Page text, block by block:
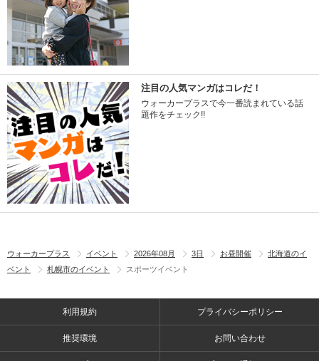
注目の人気マンガはコレだ！
ウォーカープラスで今一番読まれている話
題作をチェック!!
ウォーカープラス イベント 2026年08月 3日 お昼開催
北海道のイ
ベント
札幌市のイベント スポーツイベント
利用規約 プライバシーポリシー
推奨環境 お問い合わせ